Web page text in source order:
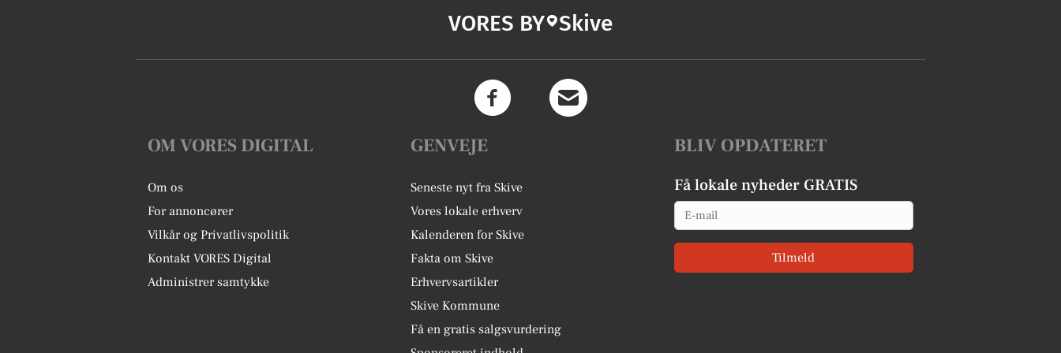
VORES BY Skive
OM VORES DIGITAL
Om os
For annoncører
Vilkår og Privatlivspolitik
Kontakt VORES Digital
Administrer samtykke
GENVEJE
Seneste nyt fra Skive
Vores lokale erhverv
Kalenderen for Skive
Fakta om Skive
Erhvervsartikler
Skive Kommune
Få en gratis salgsvurdering
BLIV OPDATERET
Få lokale nyheder GRATIS
Email
Tilmeld